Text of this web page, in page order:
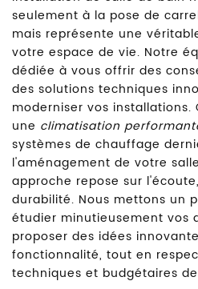
seulement à la pose de
mais représente une
votre espace de vie. Notre
dédiée à vous offrir des
des solutions techniques
moderniser vos installations.
une climatisation
systèmes de chauffage
l'aménagement de votre
approche repose sur
durabilité. Nous mettons un
étudier minutieusement vos
proposer des idées
fonctionnalité, tout en
techniques et budgétaires